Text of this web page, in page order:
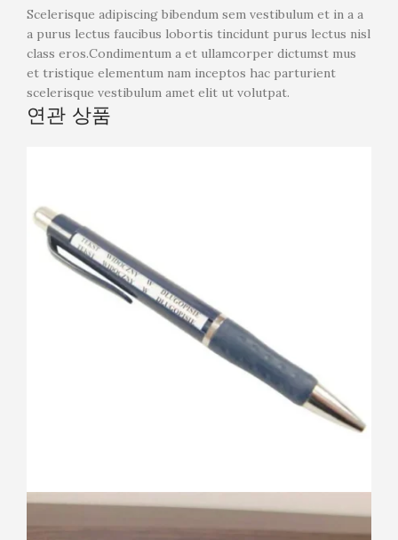
Scelerisque adipiscing bibendum sem vestibulum et in a a
a purus lectus faucibus lobortis tincidunt purus lectus nisl
class eros.Condimentum a et ullamcorper dictumst mus
et tristique elementum nam inceptos hac parturient
scelerisque vestibulum amet elit ut volutpat.
연관 상품